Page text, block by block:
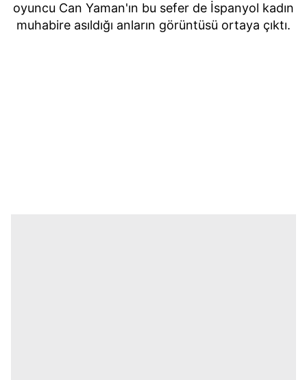
oyuncu Can Yaman'ın bu sefer de İspanyol kadın
muhabire asıldığı anların görüntüsü ortaya çıktı.